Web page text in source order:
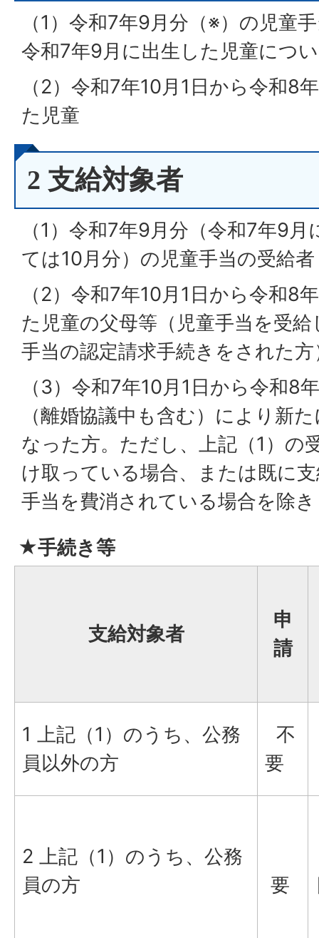
（1）令和7年9月分（※）の児童
令和7年9月に出生した児童につ
（2）令和7年10月1日から令和8
た児童
2 支給対象者
（1）令和7年9月分（令和7年9
ては10月分）の児童手当の受給者
（2）令和7年10月1日から令和8
た児童の父母等（児童手当を受
手当の認定請求手続きをされた方
（3）令和7年10月1日から令和8
（離婚協議中も含む）により新
なった方。ただし、上記（1）の
け取っている場合、または既に
手当を費消されている場合を除
★手続き等
支給対象者
申
請
1 上記（1）のうち、公務
員以外の方
不
要
2 上記（1）のうち、公務
員の方
要